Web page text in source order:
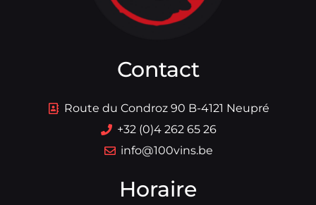
Contact
Route du Condroz 90 B-4121 Neupré
+32 (0)4 262 65 26
info@100vins.be
Horaire